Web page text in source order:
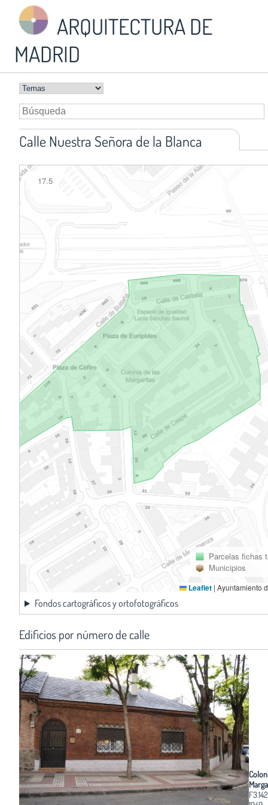
ARQUITECTURA DE
MADRID
Calle Nuestra Señora de la Blanca
17.5
Parcelas fichas
Municipios
Leaflet | Ayuntamiento
Fondos cartográficos y ortofotográficos
Edificios por número de calle
F3.142